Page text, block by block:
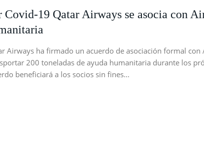
Covid-19 Qatar Airways se asocia con
Airways ha firmado un acuerdo de asociación formal
200 toneladas de ayuda humanitaria durante los
beneficiará a los socios sin fines…